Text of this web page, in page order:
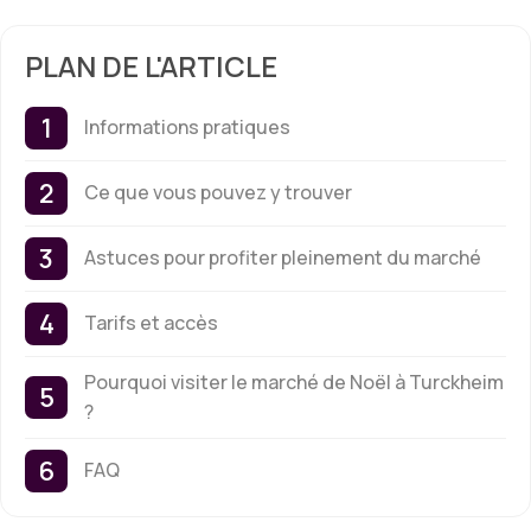
PLAN DE L'ARTICLE
Informations pratiques
Ce que vous pouvez y trouver
Astuces pour profiter pleinement du marché
Tarifs et accès
Pourquoi visiter le marché de Noël à Turckheim
?
FAQ